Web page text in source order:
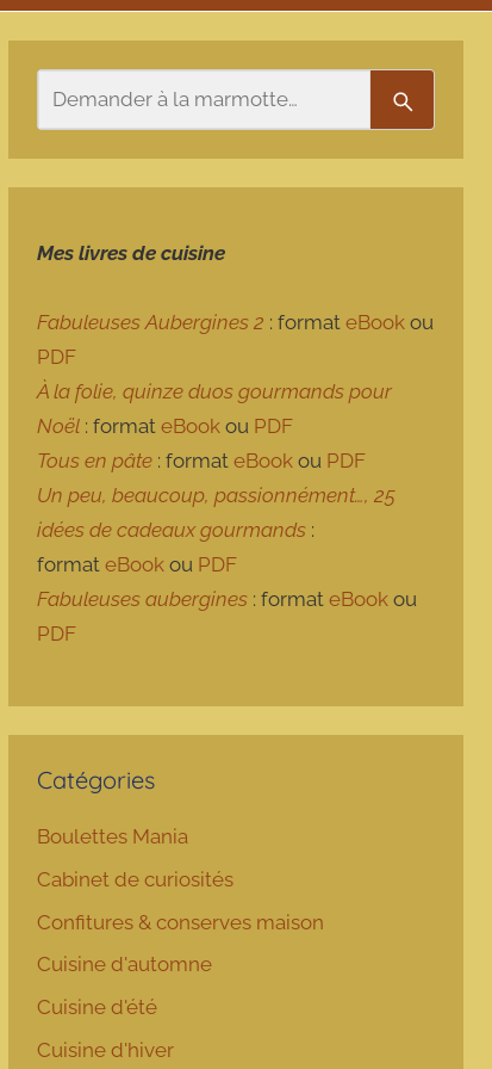
Mes livres de cuisine
Fabuleuses Aubergines 2 : formateBook ou
PDF
À la folie, quinze duos gourmands pour
Noël : formateBook ou PDF
Tous en pâte : formateBook ou PDF
Un peu, beaucoup, passionnément…, 25
idées de cadeaux gourmands :
formateBook ou PDF
Fabuleuses aubergines : formateBook ou
PDF
Catégories
Boulettes Mania
Cabinet de curiosités
Confitures & conserves maison
Cuisine d'automne
Cuisine d'été
Cuisine d'hiver